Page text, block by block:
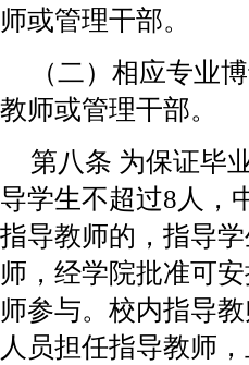
师或管理干部。
（二）相应专业
教师或管理干部。
第八条 为保证毕
导学生不超过8人，
指导教师的，指导
师，经学院批准可
师参与。校内指导
人员担任指导教师